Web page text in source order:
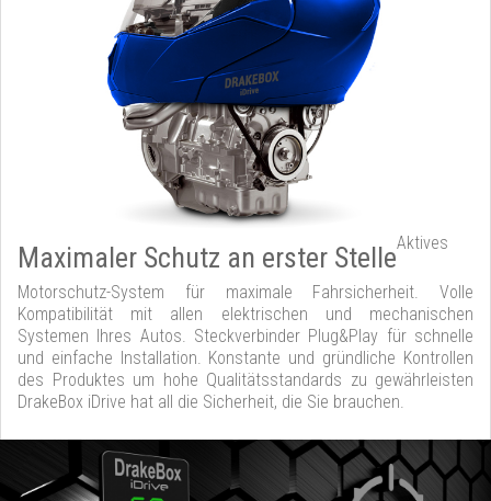
Maximaler Schutz an erster StelleAktives
Motorschutz-System für maximale Fahrsicherheit. Volle
Kompatibilität mit allen elektrischen und mechanischen
Systemen Ihres Autos. Steckverbinder Plug&Play für schnelle
und einfache Installation. Konstante und gründliche Kontrollen
des Produktes um hohe Qualitätsstandards zu gewährleisten
DrakeBox iDrive hat all die Sicherheit, die Sie brauchen.